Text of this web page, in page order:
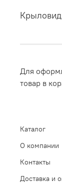
Для
товар в
Каталог
О компании
Контакты
Доставка и